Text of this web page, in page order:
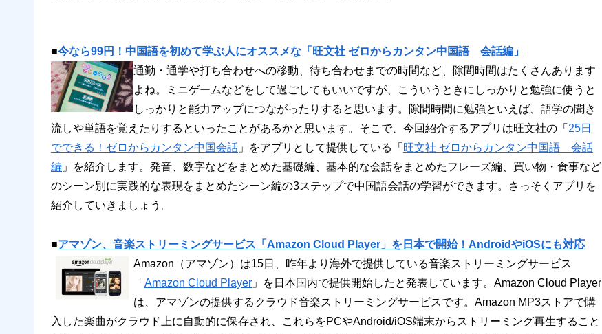
■今なら99円！中国語を初めて学ぶ人にオススメな「旺文社 ゼロからカンタン中国語 会話編」
通勤・通学や打ち合わせへの移動、待ち合わせまでの時間など、隙間時間はたくさんあります
よね。ミニゲームなどをして過ごしてもいいですが、こういうときにしっかりと勉強に使うと
しっかりと能力アップにつながったりすると思います。隙間時間に勉強といえば、語学の聞き
流しや単語を覚えたりするといったことがあるかと思います。そこで、今回紹介するアプリは旺文社の「 25日
でできる！ゼロからカンタン中国会話 」をアプリとして提供している「 旺文社 ゼロからカンタン中国語 会話
編 」を紹介します。発音、数字などをまとめた基礎編、基本的な会話をまとめたフレーズ編、買い物・食事など
のシーン別に実践的な表現をまとめたシーン編の3ステップで中国語会話の学習ができます。さっそくアプリを
紹介していきましょう。
■アマゾン、音楽ストリーミングサービス「Amazon Cloud Player」を日本で開始！AndroidやiOSにも対応
Amazon（アマゾン）は15日、昨年より海外で提供している音楽ストリーミングサービス
「 Amazon Cloud Player 」を日本国内で提供開始したと発表しています。Amazon Cloud Player
は、アマゾンの提供するクラウド音楽ストリーミングサービスです。Amazon MP3ストアで購
入した楽曲がクラウド上に自動的に保存され、これらをPCやAndroid/iOS端末からストリーミング再生すること